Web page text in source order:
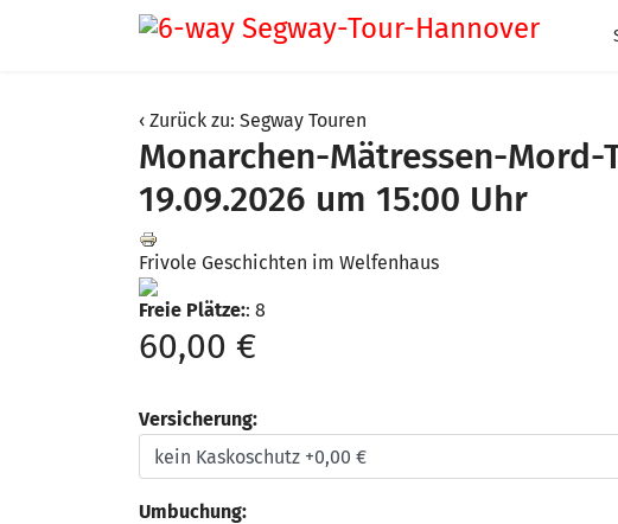
Zurück zu: Segway Touren
Monarchen-Mätressen-Mord-
19.09.2026 um 15:00 Uhr
Frivole Geschichten im Welfenhaus
Freie Plätze:: 8
60,00 €
Versicherung:
Umbuchung: